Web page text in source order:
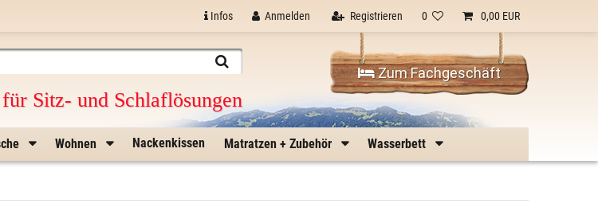
Infos Anmelden Registrieren 0 0,00 EUR
Sitz- und Schlaflösungen
Zum Fachgeschäft
Wohnen Nackenkissen Matratzen + Zubehör Wasserbett